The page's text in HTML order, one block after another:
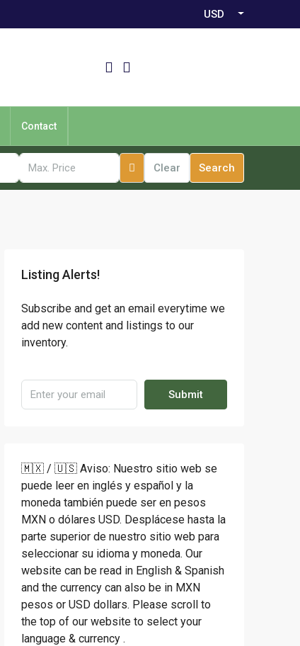
USD
Contact
Clear Search
Listing Alerts!
Subscribe and get an email everytime we
add new content and listings to our
inventory.
Submit
🇲🇽 / 🇺🇸 Aviso: Nuestro sitio web se
puede leer en inglés y español y la
moneda también puede ser en pesos
MXN o dólares USD. Desplácese hasta la
parte superior de nuestro sitio web para
seleccionar su idioma y moneda. Our
website can be read in English & Spanish
and the currency can also be in MXN
pesos or USD dollars. Please scroll to
the top of our website to select your
language & currency .